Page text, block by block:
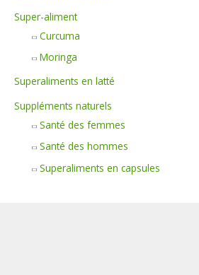
Super-aliment
Curcuma
Moringa
Superaliments en latté
Suppléments naturels
Santé des femmes
Santé des hommes
Superaliments en capsules